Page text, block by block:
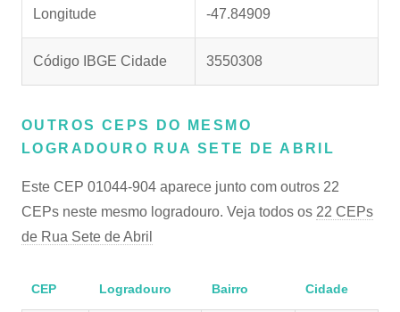
Longitude -47.84909
Código IBGE Cidade 3550308
OUTROS CEPS DO MESMO
LOGRADOURO RUA SETE DE ABRIL
Este CEP 01044-904 aparece junto com outros 22
CEPs neste mesmo logradouro. Veja todos os 22 CEPs
de Rua Sete de Abril
CEP Logradouro Bairro Cidade